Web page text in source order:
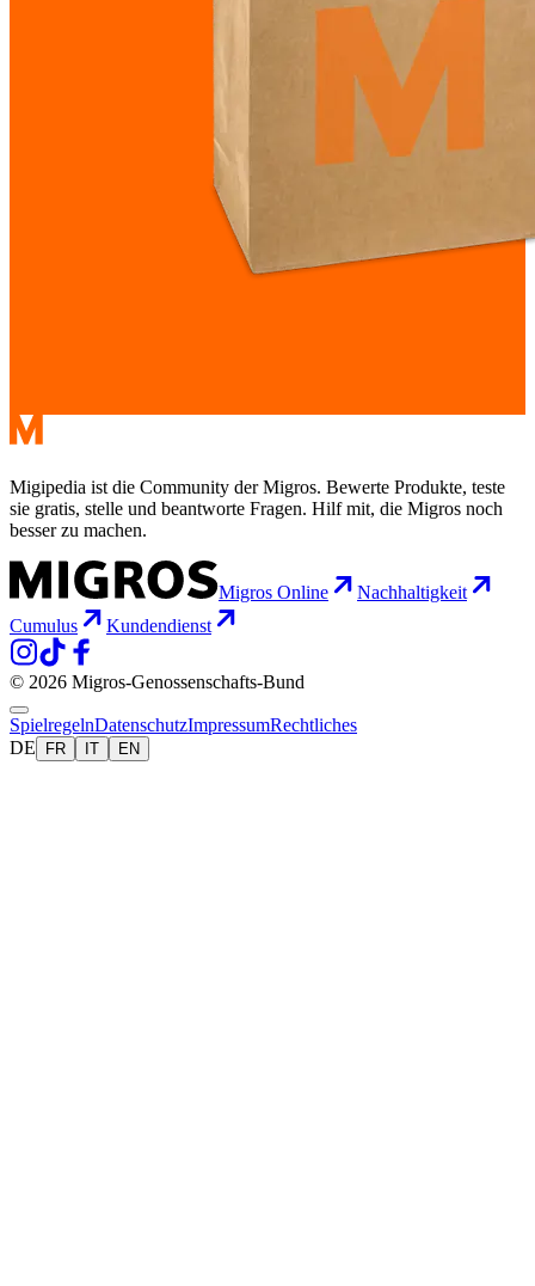
Migipedia ist die Community der Migros. Bewerte Produkte, teste
sie gratis, stelle und beantworte Fragen. Hilf mit, die Migros noch
besser zu machen.
Migros Online
Nachhaltigkeit
Cumulus
Kundendienst
© 2026 Migros-Genossenschafts-Bund
SpielregelnDatenschutzImpressumRechtliches
DE
FR IT EN